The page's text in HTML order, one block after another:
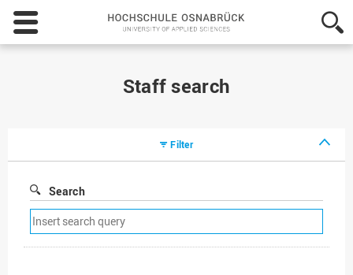
Hochschule
Osnabrück
-
Staff search
Filter
Search
Remove
search
filter